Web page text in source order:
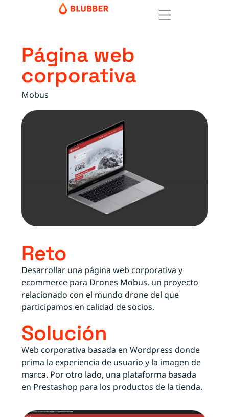
Página web
corporativa
Mobus
Reto
Desarrollar una página web corporativa y
ecommerce para Drones Mobus, un proyecto
relacionado con el mundo drone del que
participamos en calidad de socios.
Solución
Web corporativa basada en Wordpress donde
prima la experiencia de usuario y la imagen de
marca. Por otro lado, una plataforma basada
en Prestashop para los productos de la tienda.